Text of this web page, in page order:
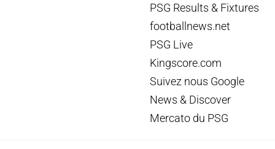
PSG Results & Fixtures
footballnews.net
PSG Live
Kingscore.com
Suivez nous Google
News & Discover
Mercato du PSG